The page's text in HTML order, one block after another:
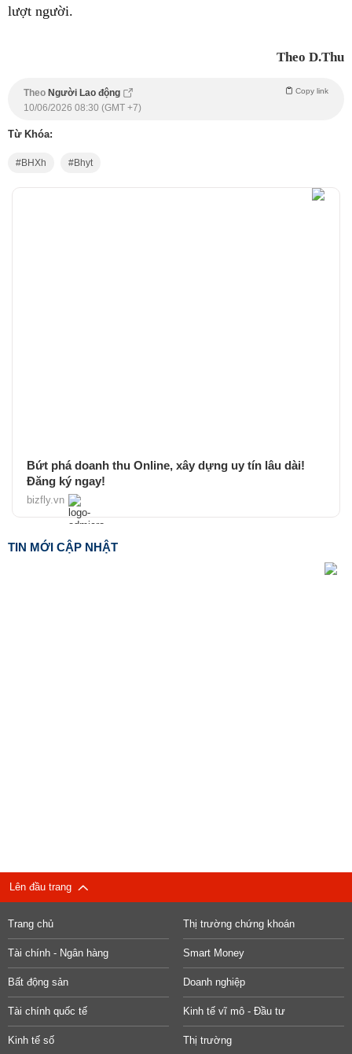
lượt người.
Theo D.Thu
Theo Người Lao động Copy link
10/06/2026 08:30 (GMT +7)
Từ Khóa:
BHXh Bhyt
Bứt phá doanh thu Online, xây dựng uy tín lâu dài!
Đăng ký ngay!
bizfly.vn
TIN MỚI CẬP NHẬT
Lên đầu trang
Trang chủ Thị trường chứng khoán
Tài chính - Ngân hàng Smart Money
Bất động sản Doanh nghiệp
Tài chính quốc tế Kinh tế vĩ mô - Đầu tư
Kinh tế số Thị trường